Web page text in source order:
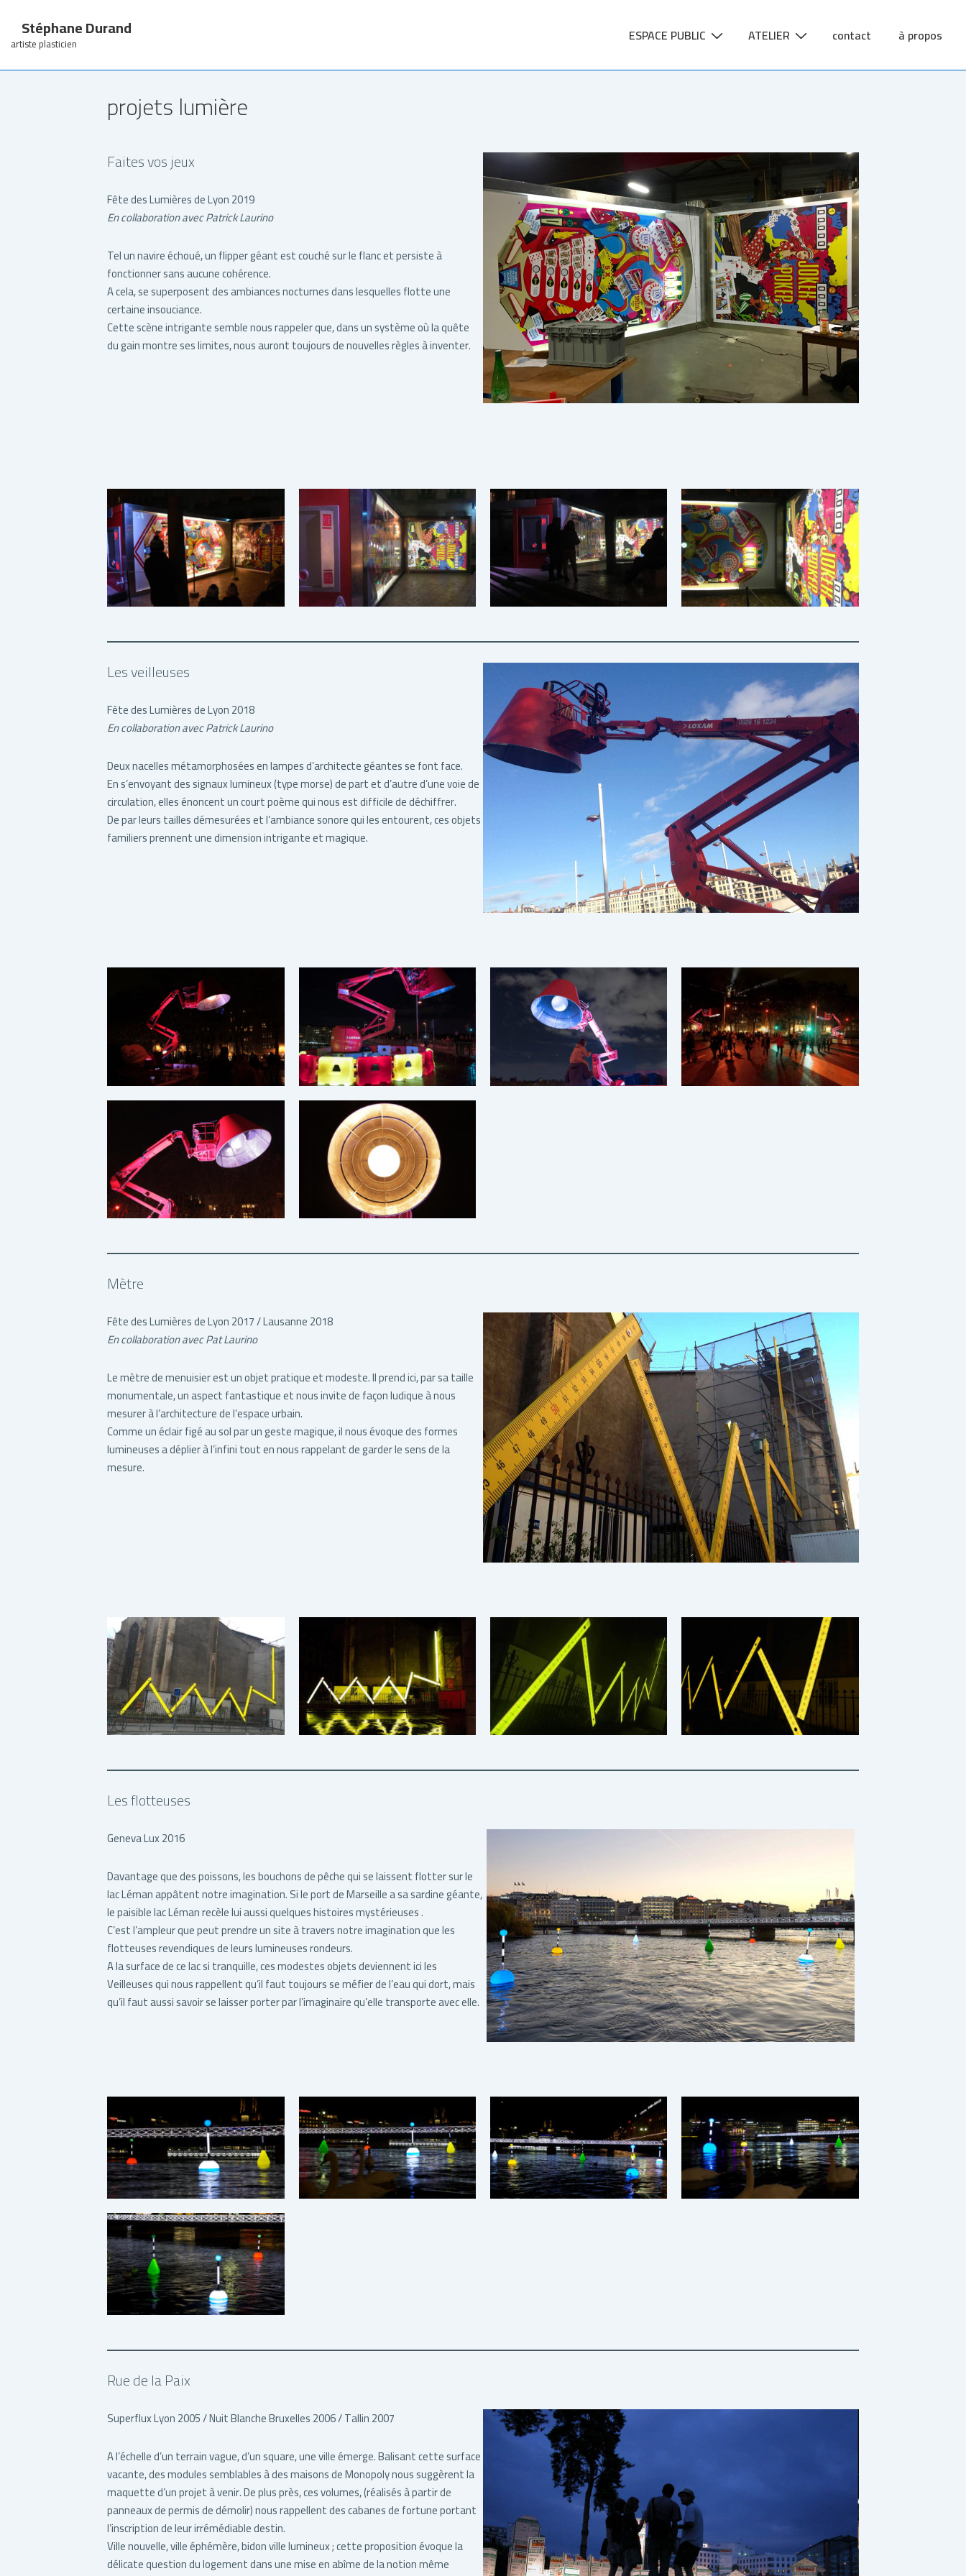
passerStéphane Durand
artiste plasticien
Main
Navigation
ESPACE PUBLIC ATELIER contact à propos
projets lumière
Faites vos jeux
Fête des Lumières de Lyon 2019
En collaboration avec Patrick Laurino
Tel un navire échoué, un flipper géant est couché sur le flanc et persiste à
fonctionner sans aucune cohérence.
A cela, se superposent des ambiances nocturnes dans lesquelles flotte une
certaine insouciance.
Cette scène intrigante semble nous rappeler que, dans un système où la quête
du gain montre ses limites, nous auront toujours de nouvelles règles à inventer.
Les veilleuses
Fête des Lumières de Lyon 2018
En collaboration avec Patrick Laurino
Deux nacelles métamorphosées en lampes d’architecte géantes se font face.
En s’envoyant des signaux lumineux (type morse) de part et d’autre d’une voie de
circulation, elles énoncent un court poème qui nous est difficile de déchiffrer.
De par leurs tailles démesurées et l’ambiance sonore qui les entourent, ces objets
familiers prennent une dimension intrigante et magique.
Mètre
Fête des Lumières de Lyon 2017 / Lausanne 2018
En collaboration avec Pat Laurino
Le mètre de menuisier est un objet pratique et modeste. Il prend ici, par sa taille
monumentale, un aspect fantastique et nous invite de façon ludique à nous
mesurer à l’architecture de l’espace urbain.
Comme un éclair figé au sol par un geste magique, il nous évoque des formes
lumineuses a déplier à l’infini tout en nous rappelant de garder le sens de la
mesure.
Les flotteuses
Geneva Lux 2016
Davantage que des poissons, les bouchons de pêche qui se laissent flotter sur le
lac Léman appâtent notre imagination. Si le port de Marseille a sa sardine géante,
le paisible lac Léman recèle lui aussi quelques histoires mystérieuses .
C’est l’ampleur que peut prendre un site à travers notre imagination que les
flotteuses revendiques de leurs lumineuses rondeurs.
A la surface de ce lac si tranquille, ces modestes objets deviennent ici les
Veilleuses qui nous rappellent qu’il faut toujours se méfier de l’eau qui dort, mais
qu’il faut aussi savoir se laisser porter par l’imaginaire qu’elle transporte avec elle.
Rue de la Paix
Superflux Lyon 2005 / Nuit Blanche Bruxelles 2006 / Tallin 2007
A l’échelle d’un terrain vague, d’un square, une ville émerge. Balisant cette surface
vacante, des modules semblables à des maisons de Monopoly nous suggèrent la
maquette d’un projet à venir. De plus près, ces volumes, (réalisés à partir de
panneaux de permis de démolir) nous rappellent des cabanes de fortune portant
l’inscription de leur irrémédiable destin.
Ville nouvelle, ville éphémère, bidon ville lumineux ; cette proposition évoque la
délicate question du logement dans une mise en abîme de la notion même